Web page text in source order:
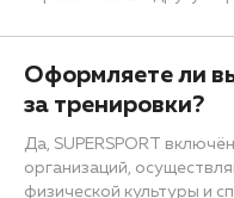
Оформляете ли
за тренировки?
Да, SUPERSPORT
организаций,
физической культуры и